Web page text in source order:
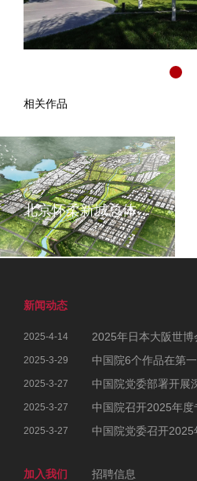
相关作品
北京怀柔新城总体城市设计
新闻动态
2025-4-14
2025-3-29
2025-3-27
2025-3-27
2025-3-27
加入我们 招聘信息